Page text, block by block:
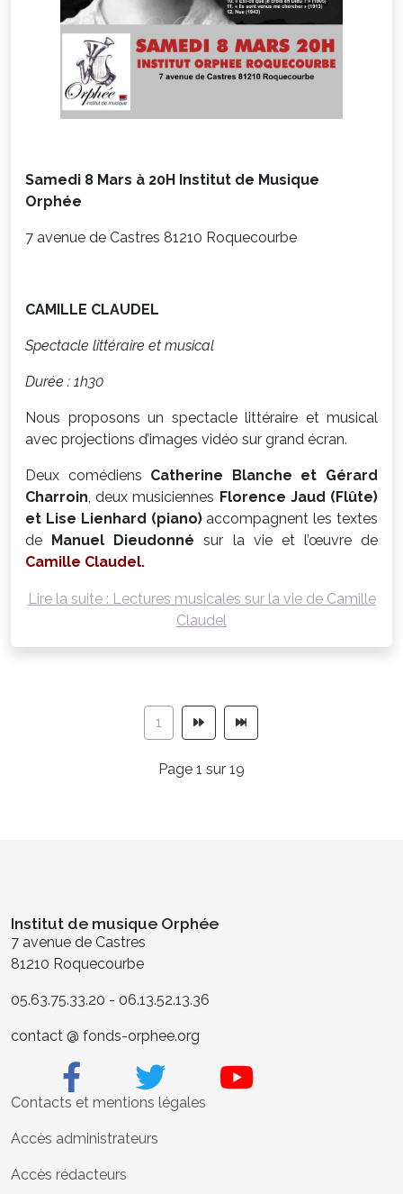
Samedi 8 Mars à 20H Institut de Musique
Orphée
7 avenue de Castres 81210 Roquecourbe
CAMILLE CLAUDEL
Spectacle littéraire et musical
Durée : 1h30
Nous proposons un spectacle littéraire et musical
avec projections d’images vidéo sur grand écran.
Deux comédiens Catherine Blanche et Gérard
Charroin, deux musiciennes Florence Jaud (Flûte)
et Lise Lienhard (piano)accompagnent les textes
de
Manuel Dieudonné sur la vie et l’œuvre de
Camille Claudel.
Lire la suite : Lectures musicales sur la vie de Camille
Claudel
1
Page 1 sur 19
Institut de musique Orphée
7 avenue de Castres
81210 Roquecourbe
05.63.75.33.20 - 06.13.52.13.36
contact @ fonds-orphee.org
Contacts et mentions légales
Accès administrateurs
Accès rédacteurs